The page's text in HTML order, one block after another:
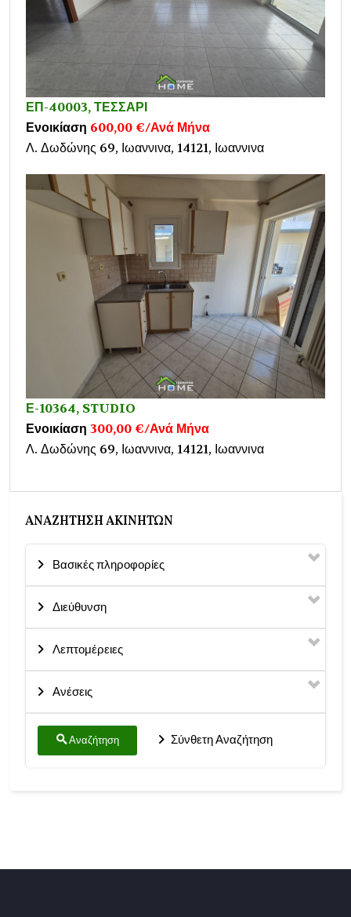
ΕΠ-40003, ΤΕΣΣΑΡΙ
Ενοικίαση 600,00 €/Ανά Μήνα
Λ. Δωδώνης 69, Ιωαννινα, 14121, Ιωαννινα
Ε-10364, STUDIO
Ενοικίαση 300,00 €/Ανά Μήνα
Λ. Δωδώνης 69, Ιωαννινα, 14121, Ιωαννινα
ΑΝΑΖΉΤΗΣΗ ΑΚΙΝΉΤΩΝ
Βασικές πληροφορίες
Διεύθυνση
Λεπτομέρειες
Ανέσεις
Αναζήτηση Σύνθετη Αναζήτηση